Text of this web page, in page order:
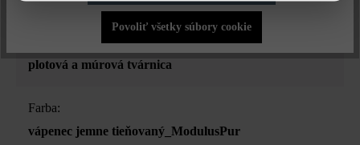
Druh produktu:
plotová a múrová tvárnica
Farba:
vápenec jemne tieňovaný_ModulusPur
Povoliť všetky súbory cookie